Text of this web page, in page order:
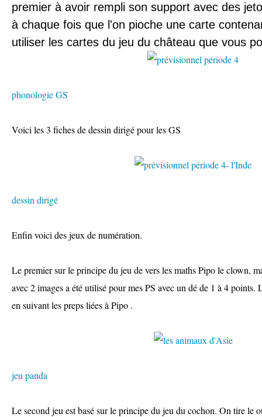
premier à avoir rempli son support avec des
à chaque fois que l'on pioche une carte
utiliser les cartes du jeu du château que vous
phonologie GS
Voici les 3 fiches de dessin dirigé pour les GS
dessin dirigé
Enfin voici des jeux de numération.
Le premier sur le principe du jeu de vers les maths Pipo le clown,
avec 2 images a été utilisé pour mes PS avec un dé de 1 à 4
en suivant les preps liées à Pipo .
jeu panda
Le second jeu est basé sur le principe du jeu du cochon. On tire le